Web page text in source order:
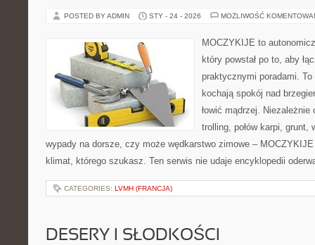
POSTED BY ADMIN STY - 24 - 2026 MOŻLIWOŚĆ
MOCZYKIJE to
który powstał po to, aby
praktycznymi poradami.
kochają spokój nad
łowić mądrzej.
trolling, połów karpi, grunt,
wypady na dorsze, czy może wędkarstwo zimowe – MOCZYKIJE
klimat, którego szukasz. Ten serwis nie udaje encyklopedii
CATEGORIES: LVMH (FRANCJA)
DESERY I SŁODKOŚCI